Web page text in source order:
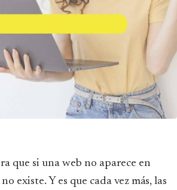
existe. Y es que cada vez más, las